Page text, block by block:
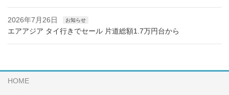
2026年7月26日 お知らせ
エアアジア タイ行きでセール 片道総額1.7万円台から
HOME